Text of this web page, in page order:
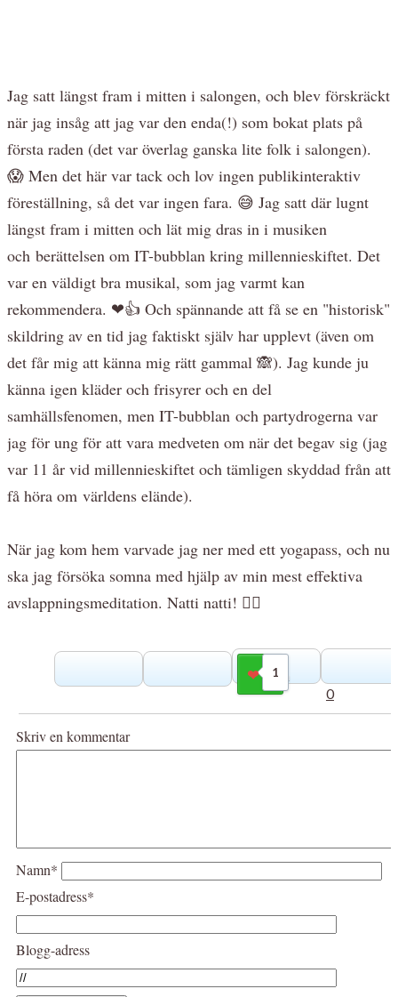
Jag satt längst fram i mitten i salongen, och blev förskräckt
när jag insåg att jag var den enda(!) som bokat plats på
första raden (det var överlag ganska lite folk i salongen).
😱 Men det här var tack och lov ingen publikinteraktiv
föreställning, så det var ingen fara. 😅 Jag satt där lugnt
längst fram i mitten och lät mig dras in i musiken
och berättelsen om IT-bubblan kring millennieskiftet. Det
var en väldigt bra musikal, som jag varmt kan
rekommendera. ❤👍 Och spännande att få se en "historisk"
skildring av en tid jag faktiskt själv har upplevt (även om
det får mig att känna mig rätt gammal 🙈). Jag kunde ju
känna igen kläder och frisyrer och en del
samhällsfenomen, men IT-bubblan och partydrogerna var
jag för ung för att vara medveten om när det begav sig (jag
var 11 år vid millennieskiftet och tämligen skyddad från att
få höra om världens elände).
När jag kom hem varvade jag ner med ett yogapass, och nu
ska jag försöka somna med hjälp av min mest effektiva
avslappningsmeditation. Natti natti! 🧘‍♀️
1
Gilla
0
Skriv en kommentar
Namn*
E-postadress*
Blogg-adress